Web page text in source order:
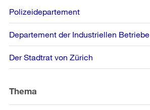
Weitere
Informationen
Polizeidepartement
Departement der Industriellen Betriebe
Der Stadtrat von Zürich
Thema